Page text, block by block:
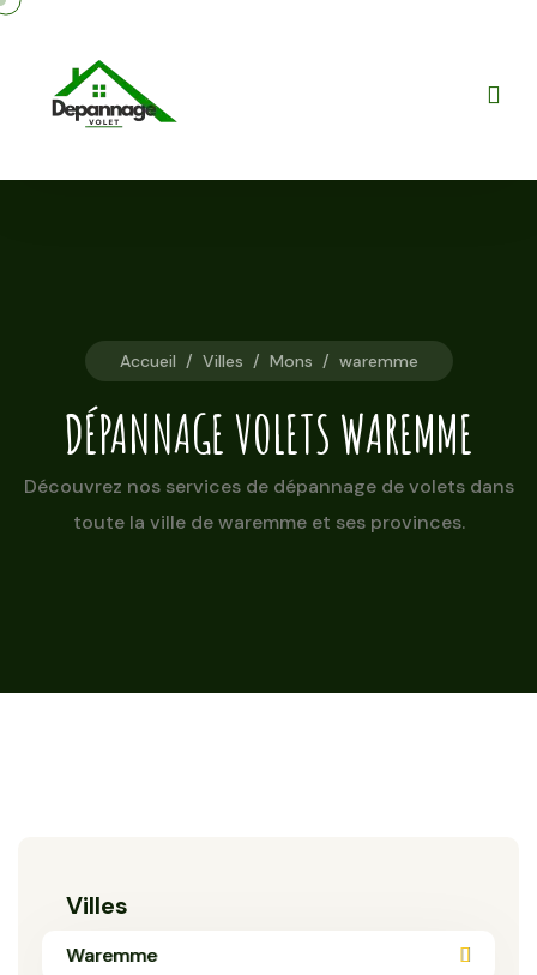
Accueil / Villes / Mons / waremme
DÉPANNAGE VOLETS WAREMME
Découvrez nos services de dépannage de volets dans
toute la ville de waremme et ses provinces.
Villes
Waremme